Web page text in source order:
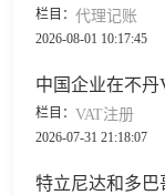
栏目： 代理记账
2026-08-01 10:17:45
中国企业在不丹
栏目： VAT注册
2026-07-31 21:18:07